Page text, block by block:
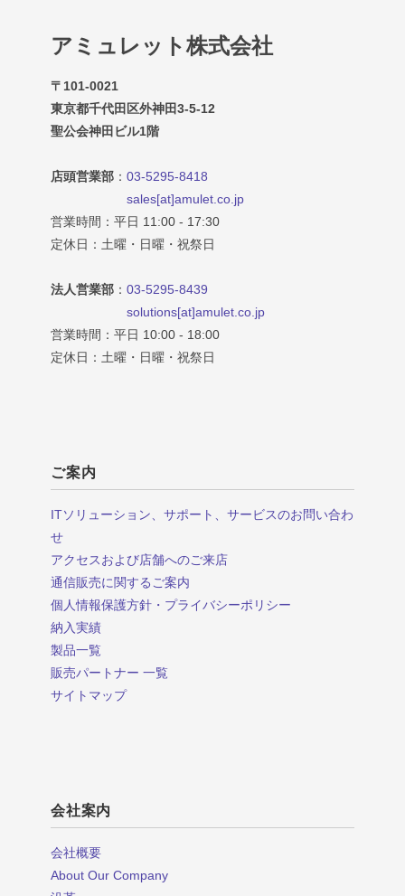
アミュレット株式会社
〒101-0021
東京都千代田区外神田3-5-12
聖公会神田ビル1階
店頭営業部 ： 03-5295-8418
sales[at]amulet.co.jp
営業時間：平日 11:00 - 17:30
定休日：土曜・日曜・祝祭日
法人営業部 ： 03-5295-8439
solutions[at]amulet.co.jp
営業時間：平日 10:00 - 18:00
定休日：土曜・日曜・祝祭日
ご案内
ITソリューション、サポート、サービスのお問い合わ
せ
アクセスおよび店舗へのご来店
通信販売に関するご案内
個人情報保護方針・プライバシーポリシー
納入実績
製品一覧
販売パートナー 一覧
サイトマップ
会社案内
会社概要
About Our Company